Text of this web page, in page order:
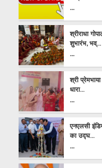
...
श्रीराधा
शुभारंभ, भव्...
...
श्री
धारा...
...
एनएलसी
का उद्घ...
...